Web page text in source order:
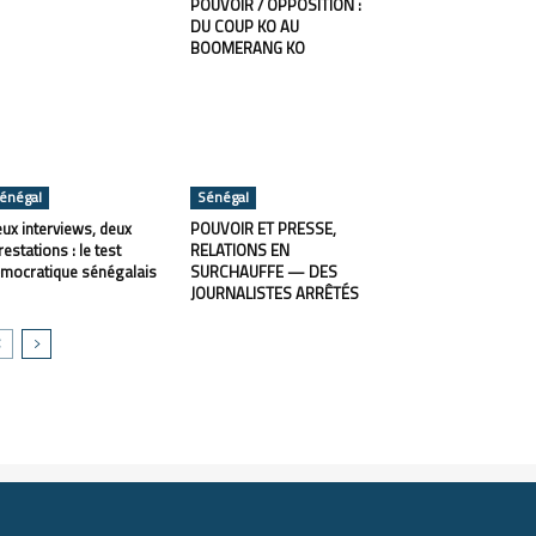
POUVOIR / OPPOSITION :
DU COUP KO AU
BOOMERANG KO
interviews, deux
: le test
sénégalais
Sénégal
POUVOIR ET PRESSE,
RELATIONS EN
SURCHAUFFE — DES
JOURNALISTES ARRÊTÉS